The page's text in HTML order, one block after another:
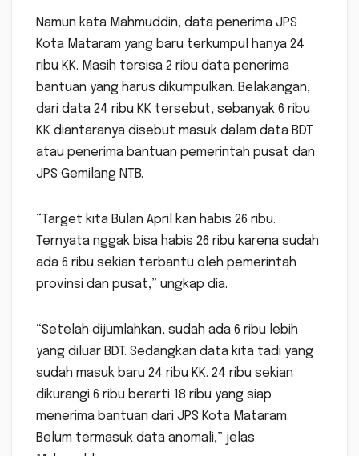
Namun kata Mahmuddin, data penerima JPS
Kota Mataram yang baru terkumpul hanya 24
ribu KK. Masih tersisa 2 ribu data penerima
bantuan yang harus dikumpulkan. Belakangan,
dari data 24 ribu KK tersebut, sebanyak 6 ribu
KK diantaranya disebut masuk dalam data BDT
atau penerima bantuan pemerintah pusat dan
JPS Gemilang NTB.
“Target kita Bulan April kan habis 26 ribu.
Ternyata nggak bisa habis 26 ribu karena sudah
ada 6 ribu sekian terbantu oleh pemerintah
provinsi dan pusat,” ungkap dia.
“Setelah dijumlahkan, sudah ada 6 ribu lebih
yang diluar BDT. Sedangkan data kita tadi yang
sudah masuk baru 24 ribu KK. 24 ribu sekian
dikurangi 6 ribu berarti 18 ribu yang siap
menerima bantuan dari JPS Kota Mataram.
Belum termasuk data anomali,” jelas